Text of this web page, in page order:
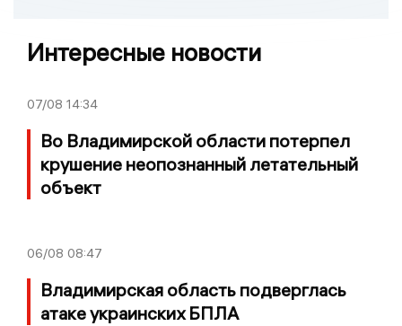
Интересные новости
07/08 14:34
Во Владимирской области потерпел
крушение неопознанный летательный
объект
06/08 08:47
Владимирская область подверглась
атаке украинских БПЛА